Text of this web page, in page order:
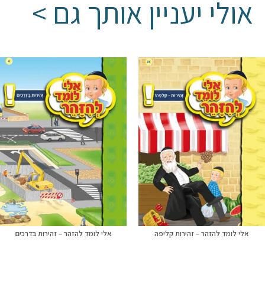
אולי יעניין אותך גם >
אלי לומד להזהר – זהירות קליפה אלי לומד להזהר – זהירות בדרכים